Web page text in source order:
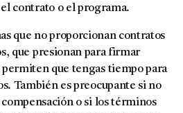
contrato o el programa.
que no proporcionan contratos
que presionan para firmar
que tengas tiempo para
También es preocupante si no
o si los términos